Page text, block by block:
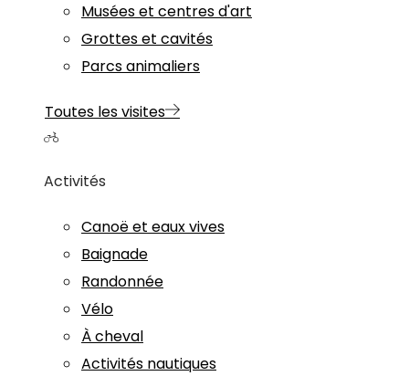
Musées et centres d'art
Grottes et cavités
Parcs animaliers
Toutes les visites
Activités
Canoë et eaux vives
Baignade
Randonnée
Vélo
À cheval
Activités nautiques